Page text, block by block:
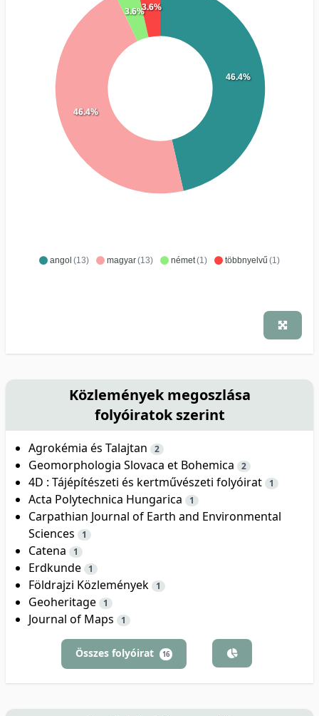
angol (13) magyar(13) német(1) többnyelvű (1)
46.4%
46.4%
3.6%3.6%
Közlemények megoszlása
folyóiratok szerint
Agrokémia és Talajtan 2
Geomorphologia Slovaca et Bohemica 2
4D : Tájépítészeti és kertművészeti folyóirat 1
Acta Polytechnica Hungarica 1
Carpathian Journal of Earth and Environmental
Sciences
1
Catena 1
Erdkunde 1
Földrajzi Közlemények 1
Geoheritage 1
Journal of Maps 1
Összes folyóirat 16